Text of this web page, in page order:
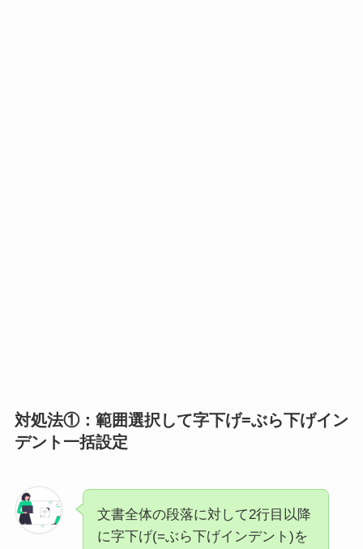
対処法①：範囲選択して字下げ=ぶら下げイン
デント一括設定
文書全体の段落に対して2行目以降
に字下げ(=ぶら下げインデント)を